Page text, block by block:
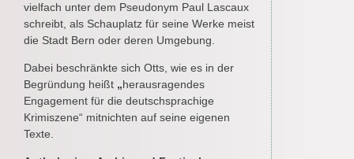
vielfach unter dem Pseudonym Paul Lascaux
schreibt, als Schauplatz für seine Werke meist
die Stadt Bern oder deren Umgebung.
Dabei beschränkte sich Otts, wie es in der
Begründung heißt „herausragendes
Engagement für die deutschsprachige
Krimiszene“ mitnichten auf seine eigenen
Texte.